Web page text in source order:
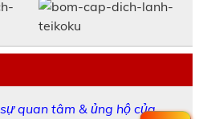
quan tâm & ủng hộ của